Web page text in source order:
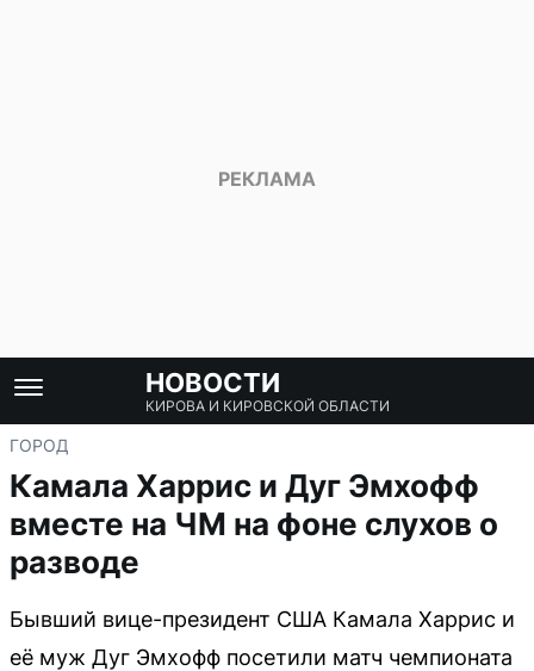
НОВОСТИ
КИРОВА И КИРОВСКОЙ ОБЛАСТИ
ГОРОД
Камала Харрис и Дуг Эмхофф
вместе на ЧМ на фоне слухов о
разводе
Бывший вице-президент США Камала Харрис и
её муж Дуг Эмхофф посетили матч чемпионата